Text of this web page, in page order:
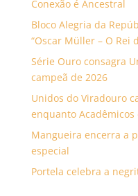
Conexão é Ancestral
Bloco Alegria da
“Oscar Müller – O Rei
Série Ouro consagra
campeã de 2026
Unidos do Viradouro
enquanto
Mangueira encerra a
especial
Portela celebra a